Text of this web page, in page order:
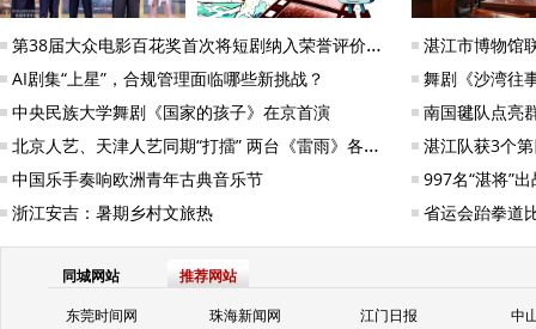
第38届大众电影百花奖首次将短剧纳入荣誉评价体系 15部短剧分获百花奖五项荣誉
AI剧集“上星”，合规管理面临哪些新挑战？
中央民族大学舞剧《国家的孩子》在京首演
北京人艺、天津人艺同期“打擂” 两台《雷雨》各有乾坤
中国乐手奏响欧洲青年古典音乐节
浙江安吉：暑期乡村文旅热
湛江市博物馆
舞剧《沙湾往事
南国毽队点亮
湛江队获3个
997名“湛将”
省运会跆拳道比
同城网站
推荐网站
东莞时间网
珠海新闻网 江门日报
中